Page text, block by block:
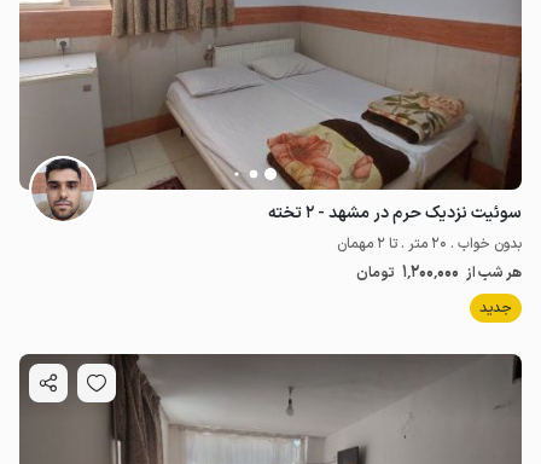
سوئیت نزدیک حرم در مشهد - ۲ تخته
بدون خواب . 20 متر . تا 2 مهمان
هر شب از 1٬200٬000 تومان
جدید